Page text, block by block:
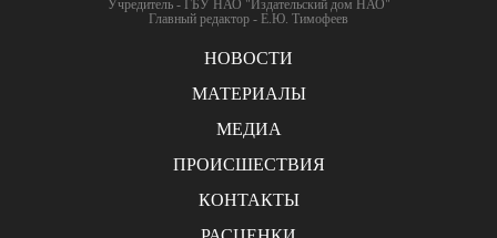
Учредитель - ГБУ НАО "Издательский дом НАО"
Главный редактор - Е.Ю. Тимофеев
НОВОСТИ
МАТЕРИАЛЫ
МЕДИА
ПРОИСШЕСТВИЯ
КОНТАКТЫ